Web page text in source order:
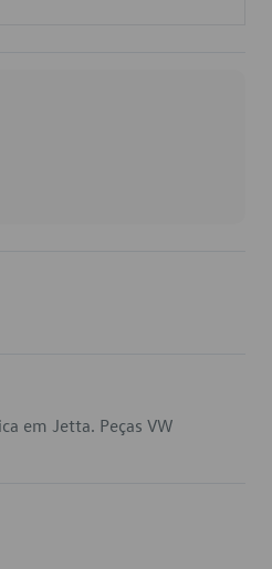
em Jetta. Peças VW